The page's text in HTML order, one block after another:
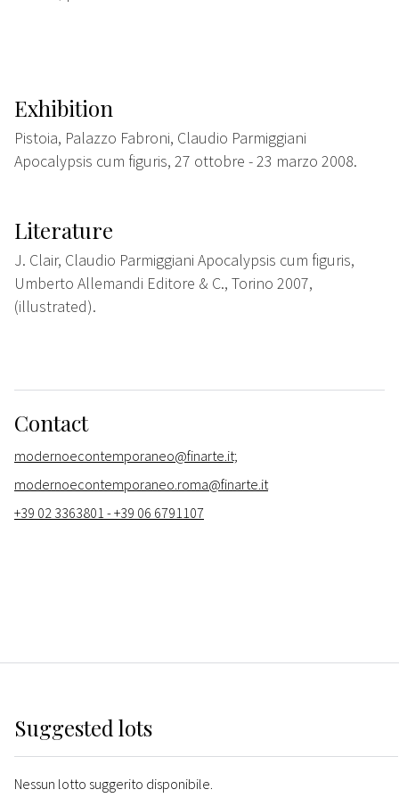
Exhibition
Pistoia, Palazzo Fabroni, Claudio Parmiggiani
Apocalypsis cum figuris, 27 ottobre - 23 marzo 2008.
Literature
J. Clair, Claudio Parmiggiani Apocalypsis cum figuris,
Umberto Allemandi Editore & C., Torino 2007,
(illustrated).
Contact
modernoecontemporaneo@finarte.it;
modernoecontemporaneo.roma@finarte.it
+39 02 3363801 - +39 06 6791107
Suggested lots
Nessun lotto suggerito disponibile.